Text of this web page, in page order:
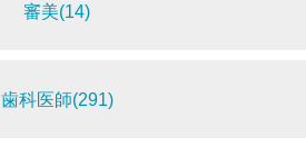
審美(14)
歯科医師(291)